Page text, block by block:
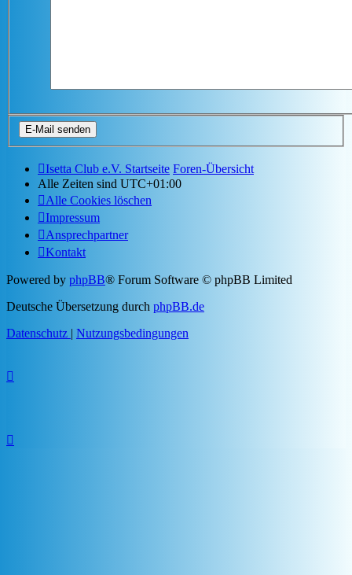
Isetta Club e.V. Startseite Foren-Übersicht
Alle Zeiten sind UTC+01:00
Alle Cookies löschen
Impressum
Ansprechpartner
Kontakt
Powered by phpBB® Forum Software © phpBB Limited
Deutsche Übersetzung durch phpBB.de
Datenschutz | Nutzungsbedingungen